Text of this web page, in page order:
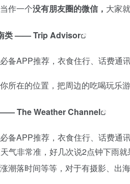
作一个没有朋友圈的微信， 大家
类 ——Trip Advisor
所在的位置，把周边的吃喝玩乐
——The Weather Channel
气非常准，好几次说2点钟下雨
潮落时间等等，对于有摄影、出